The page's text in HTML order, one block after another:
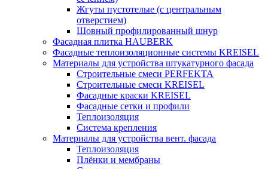
Жгуты пустотелые (с центральным
отверстием)
Шовный профилированный шнур
Фасадная плитка HAUBERK
Фасадные теплоизоляционные системы KREISEL
Материалы для устройства штукатурного фасада
Строительные смеси PERFEKTA
Строительные смеси KREISEL
Фасадные краски KREISEL
Фасадные сетки и профили
Теплоизоляция
Система крепления
Материалы для устройства вент. фасада
Теплоизоляция
Плёнки и мембраны